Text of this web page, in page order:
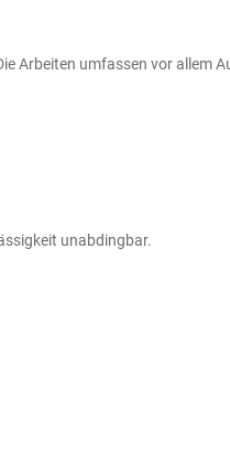
Arbeiten umfassen vor allem
unabdingbar.